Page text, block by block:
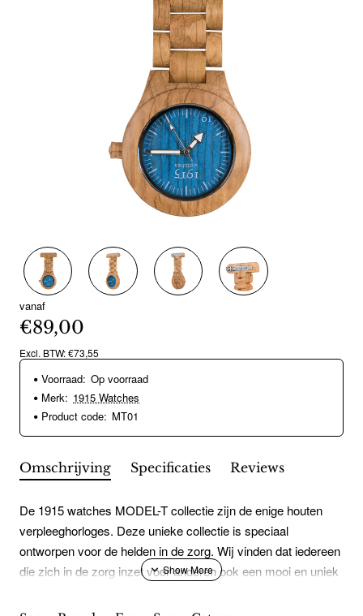
vanaf
€89,00
Excl. BTW: €73,55
Voorraad: Op voorraad
Merk: 1915 Watches
Product code: MT01
Omschrijving Specificaties Reviews
De 1915 watches MODEL-T collectie zijn de enige houten
verpleeghorloges. Deze unieke collectie is speciaal
ontworpen voor de helden in de zorg. Wij vinden dat iedereen
die zich in de zorg inzet voor anderen ook een mooi en uniek
waterdicht, licht in gewicht en modieus.